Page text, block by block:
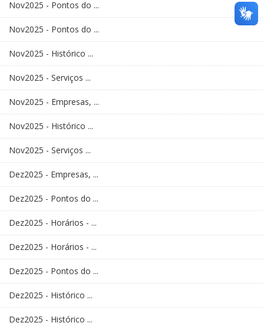
Nov2025 - Pontos do ...
Nov2025 - Pontos do ...
Nov2025 - Histórico ...
Nov2025 - Serviços ...
Nov2025 - Empresas, ...
Nov2025 - Histórico ...
Nov2025 - Serviços ...
Dez2025 - Empresas, ...
Dez2025 - Pontos do ...
Dez2025 - Horários - ...
Dez2025 - Horários - ...
Dez2025 - Pontos do ...
Dez2025 - Histórico ...
Dez2025 - Histórico ...